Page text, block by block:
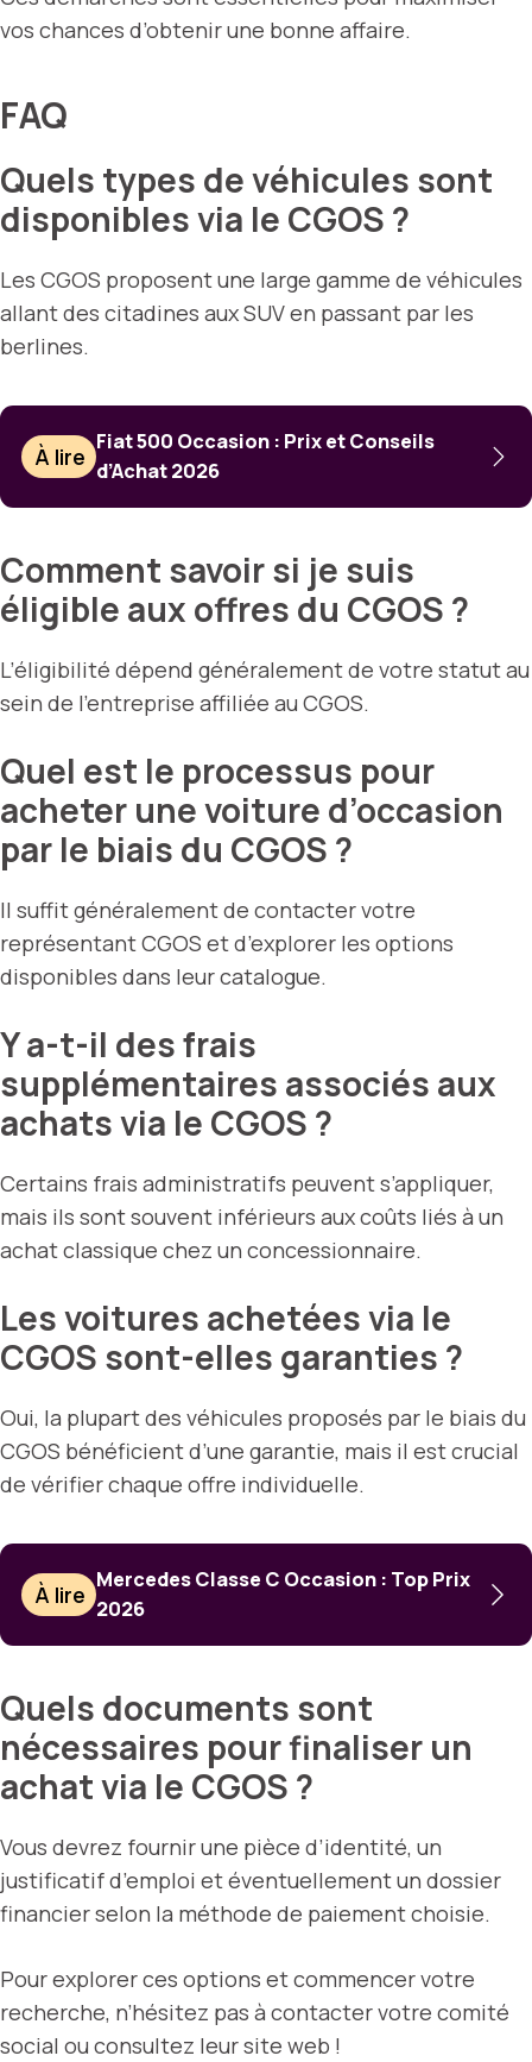
vos chances d’obtenir une bonne affaire.
FAQ
Quels types de véhicules sont
disponibles via le CGOS ?
Les CGOS proposent une large gamme de véhicules
allant des citadines aux SUV en passant par les
berlines.
À lire
Fiat 500 Occasion : Prix et Conseils
d’Achat 2026
Comment savoir si je suis
éligible aux offres du CGOS ?
L’éligibilité dépend généralement de votre statut au
sein de l’entreprise affiliée au CGOS.
Quel est le processus pour
acheter une voiture d’occasion
par le biais du CGOS ?
Il suffit généralement de contacter votre
représentant CGOS et d’explorer les options
disponibles dans leur catalogue.
Y a-t-il des frais
supplémentaires associés aux
achats via le CGOS ?
Certains frais administratifs peuvent s’appliquer,
mais ils sont souvent inférieurs aux coûts liés à un
achat classique chez un concessionnaire.
Les voitures achetées via le
CGOS sont-elles garanties ?
Oui, la plupart des véhicules proposés par le biais du
CGOS bénéficient d’une garantie, mais il est crucial
de vérifier chaque offre individuelle.
À lire
Mercedes Classe C Occasion : Top Prix
2026
Quels documents sont
nécessaires pour finaliser un
achat via le CGOS ?
Vous devrez fournir une pièce d’identité, un
justificatif d’emploi et éventuellement un dossier
financier selon la méthode de paiement choisie.
Pour explorer ces options et commencer votre
recherche, n’hésitez pas à contacter votre comité
social ou consultez leur site web !